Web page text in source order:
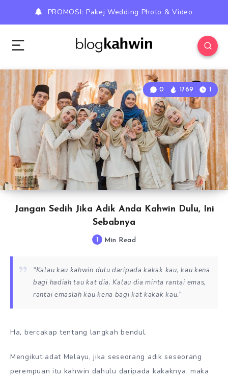
PROMOSI: Pakej Wedding Photo & Video
Jangan Sedih Jika Adik Anda Kahwin Dulu, Ini
Sebabnya
0 1769 1
Min Read
“Kalau kau kahwin dulu daripada kakak kau, kau kena
bagi hadiah tau kat dia. Kalau dia minta rantai emas,
rantai emaslah kau kena bagi kat kakak kau.”
Ha, bercakap tentang langkah bendul.
Mengikut adat Melayu, jika seseorang adik seseorang
perempuan itu kahwin dahulu daripada kakaknya, maka